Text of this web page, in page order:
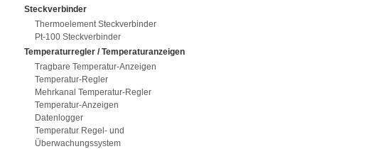
Steckverbinder
Thermoelement Steckverbinder
Pt-100 Steckverbinder
Temperaturregler / Temperaturanzeigen
Tragbare Temperatur-Anzeigen
Temperatur-Regler
Mehrkanal Temperatur-Regler
Temperatur-Anzeigen
Datenlogger
Temperatur Regel- und
Überwachungssystem